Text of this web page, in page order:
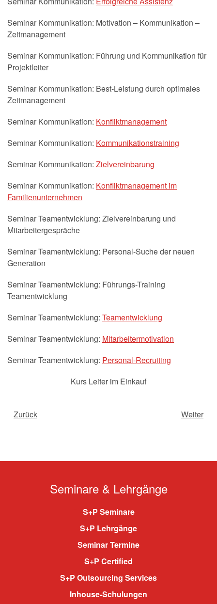
Seminar Kommunikation: Motivation – Kommunikation –
Zeitmanagement
Seminar Kommunikation: Führung und Kommunikation für
Projektleiter
Seminar Kommunikation: Best-Leistung durch optimales
Zeitmanagement
Seminar Kommunikation: Konfliktmanagement
Seminar Kommunikation: Kommunikationstraining
Seminar Kommunikation: Zielvereinbarung
Seminar Kommunikation: Konfliktmanagement im
Familienunternehmen
Seminar Teamentwicklung: Zielvereinbarung und
Mitarbeitergespräche
Seminar Teamentwicklung: Personal-Suche der neuen
Generation
Seminar Teamentwicklung: Führungs-Training
Teamentwicklung
Seminar Teamentwicklung: Teamentwicklung
Seminar Teamentwicklung: Mitarbeitermotivation
Seminar Teamentwicklung: Personal-Recruiting
Kurs Leiter im Einkauf
Zurück Weiter
Seminare & Lehrgänge
S+P Seminare
S+P Lehrgänge
Seminar Termine
S+P Certified
S+P Outsourcing Services
Inhouse-Schulungen